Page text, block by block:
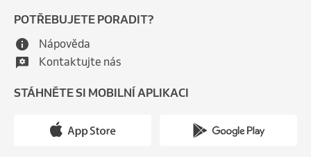
POTŘEBUJETE PORADIT?
Nápověda
Kontaktujte nás
STÁHNĚTE SI MOBILNÍ APLIKACI